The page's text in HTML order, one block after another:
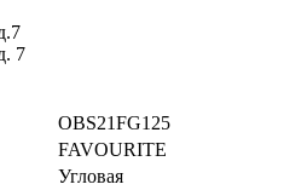
7
OBS21FG125
FAVOURITE
Угловая